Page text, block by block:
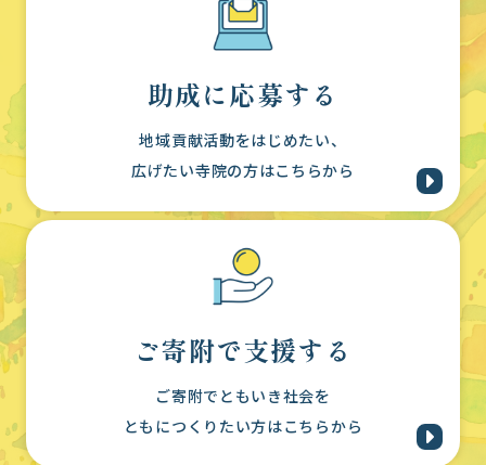
助成に応募する
地域貢献活動をはじめたい、
広げたい寺院の方はこちらから
ご寄附で支援する
ご寄附でともいき社会を
ともにつくりたい方はこちらから